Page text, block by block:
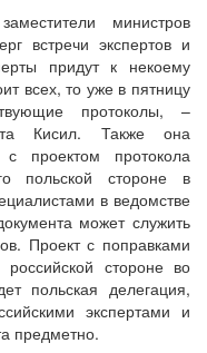
министров
встречи экспертов и
придут к некоему
всех, то уже в пятницу
протоколы, –
Кисил. Также она
проектом протокола
польской стороне в
в ведомстве
может служить
Проект с поправками
российской стороне во
польская делегация,
экспертами и
предметно.